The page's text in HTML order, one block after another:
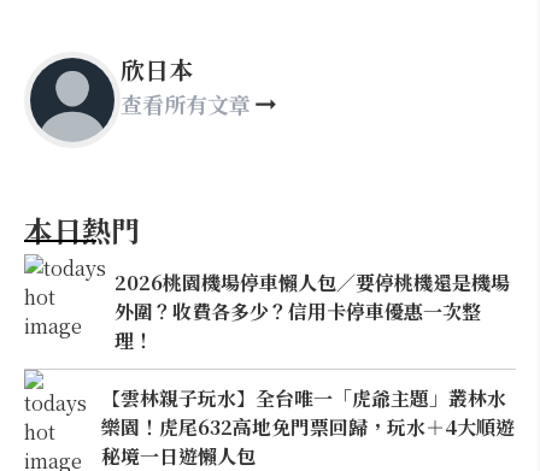
欣日本
查看所有文章
本日熱門
2026桃園機場停車懶人包／要停桃機還是機場
外圍？收費各多少？信用卡停車優惠一次整
理！
【雲林親子玩水】全台唯一「虎爺主題」叢林水
樂園！虎尾632高地免門票回歸，玩水＋4大順遊
秘境一日遊懶人包